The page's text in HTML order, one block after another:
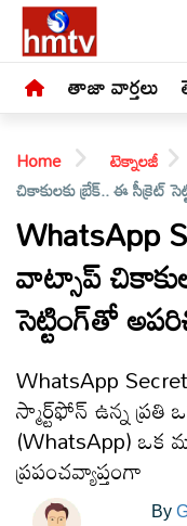
తాజా వార్తలు
LIVE
తాజా
వార్తలు
తెలంగాణ
ఆంధ్రప్రదేశ్
Home టెక్నాలజీ
చికాకులకు బ్రేక్.. ఈ సీక్రెట్
WhatsApp
వాట్సాప్
సెట్టింగ్‌తో
WhatsApp
స్మార్ట్‌ఫోన్ ఉన్న
(WhatsApp)
ప్రపంచవ్యాప్తంగా
By